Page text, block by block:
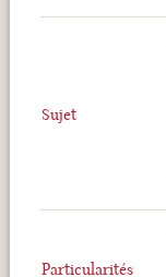
Sujet
Particularités